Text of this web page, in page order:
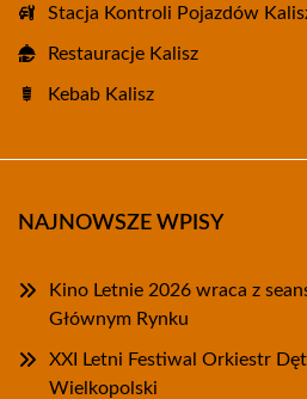
Stacja Kontroli Pojazdów
Restauracje Kalisz
Kebab Kalisz
NAJNOWSZE WPISY
Kino Letnie 2026 wraca z
Głównym Rynku
XXI Letni Festiwal Orkiestr
Wielkopolski